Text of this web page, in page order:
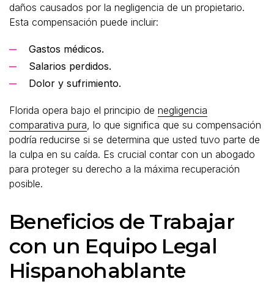
daños causados por la negligencia de un propietario.
Esta compensación puede incluir:
Gastos médicos.
Salarios perdidos.
Dolor y sufrimiento.
Florida opera bajo el principio de negligencia
comparativa pura , lo que significa que su compensación
podría reducirse si se determina que usted tuvo parte de
la culpa en su caída. Es crucial contar con un abogado
para proteger su derecho a la máxima recuperación
posible.
Beneficios de Trabajar
con un Equipo Legal
Hispanohablante